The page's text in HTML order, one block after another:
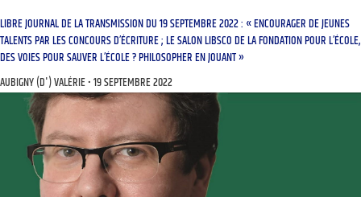
LIBRE JOURNAL DE LA TRANSMISSION DU 19 SEPTEMBRE 2022 : « ENCOURAGER DE JEUNES
TALENTS PAR LES CONCOURS D’ÉCRITURE ; LE SALON LIBSCO DE LA FONDATION POUR L’ÉCOLE,
DES VOIES POUR SAUVER L’ÉCOLE ? PHILOSOPHER EN JOUANT »
AUBIGNY (D') VALÉRIE 19 SEPTEMBRE 2022